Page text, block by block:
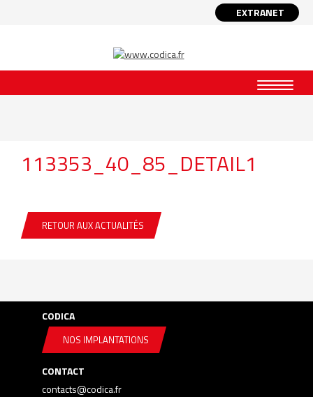
EXTRANET
113353_40_85_DETAIL1
RETOUR AUX ACTUALITÉS
CODICA
NOS IMPLANTATIONS
CONTACT
contacts@codica.fr